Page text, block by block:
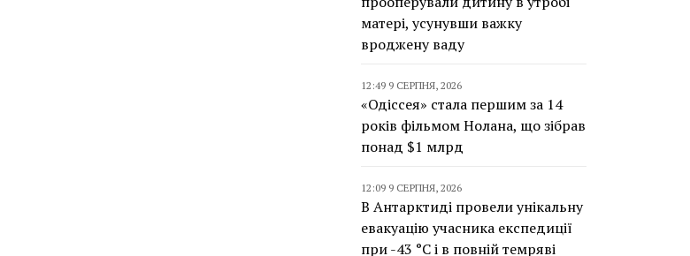
матері, усунувши важку
вроджену ваду
12:49 9 СЕРПНЯ, 2026
«Одіссея» стала першим за 14
років фільмом Нолана, що зібрав
понад $1 млрд
12:09 9 СЕРПНЯ, 2026
В Антарктиді провели унікальну
евакуацію учасника експедиції
при -43 °C і в повній темряві